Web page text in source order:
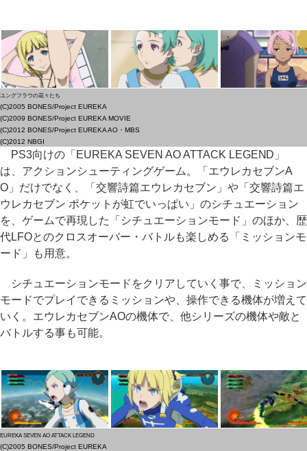
ユングフラウの花々たち
(C)2005 BONES/Project EUREKA
(C)2009 BONES/Project EUREKA MOVIE
(C)2012 BONES/Project EUREKA AO・MBS
(C)2012 NBGI
PS3向けの「EUREKA SEVEN AO ATTACK LEGEND」
は、アクションシューティングゲーム。「エウレカセブンA
O」だけでなく、「交響詩篇エウレカセブン」や「交響詩篇エ
ウレカセブン ポケットが虹でいっぱい」のシチュエーション
を、ゲームで再現した「シチュエーションモード」のほか、歴
代LFOとのクロスオーバー・バトルも楽しめる「ミッションモ
ード」も用意。
シチュエーションモードをクリアしていく事で、ミッション
モードでプレイできるミッションや、操作できる機体が増えて
いく。エウレカセブンAOの機体で、他シリーズの機体や敵と
バトルする事も可能。
EUREKA SEVEN AO ATTACK LEGEND
(C)2005 BONES/Project EUREKA